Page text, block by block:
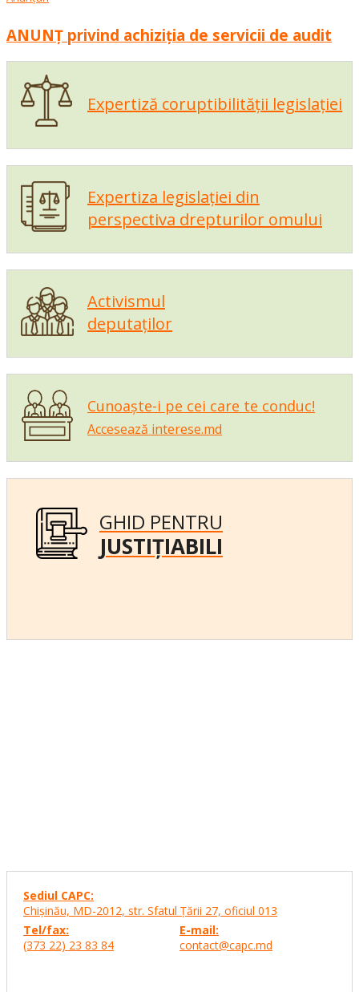
ANUNȚ privind achiziția de servicii de audit
Expertiză coruptibilității legislației
Expertiza legislației din
perspectiva drepturilor omului
Activismul
deputaților
Cunoaște-i pe cei care te conduc!
Accesează interese.md
GHID PENTRU
JUSTIȚIABILI
Sediul CAPC:
Chişinău, MD-2012, str. Sfatul Ţării 27, oficiul 013
Tel/fax:
(373 22) 23 83 84
E-mail:
contact@capc.md